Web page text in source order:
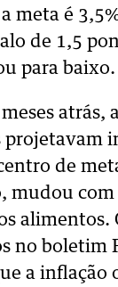
meta é
de 1,5
para baixo.
atrás,
projetavam
de
mudou com
alimentos.
no boletim
a inflação